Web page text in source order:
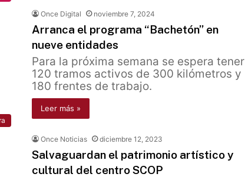
Once Digital noviembre 7, 2024
Arranca el programa “Bachetón” en
nueve entidades
Para la próxima semana se espera tener
120 tramos activos de 300 kilómetros y
180 frentes de trabajo.
Leer más »
Once Noticias diciembre 12, 2023
Salvaguardan el patrimonio artístico y
cultural del centro SCOP